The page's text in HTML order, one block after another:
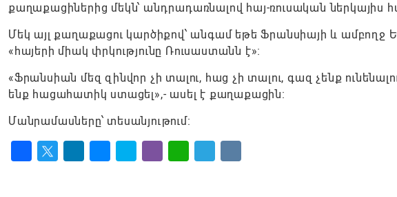
քաղաքացիներից մեկն՝ անդրադառնալով հայ-ռուսական ներկայիս
Մեկ այլ քաղաքացու կարծիքով՝ անգամ եթե Ֆրանսիայի և ամբողջ
«հայերի միակ փրկությունը Ռուսաստանն է»։
«Ֆրանսիան մեզ զինվոր չի տալու, հաց չի տալու, գազ չենք
ենք հացահատիկ ստացել»,- ասել է քաղաքացին։
Մանրամասները՝ տեսանյութում։